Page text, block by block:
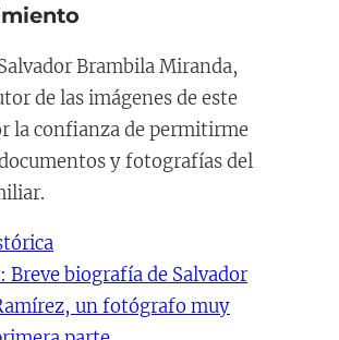
Brambila Miranda,
de las imágenes de este
la confianza de permitirme
y fotografías del
Breve biografía de Salvador
un fotógrafo muy